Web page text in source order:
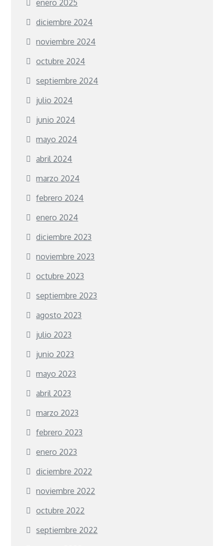
enero 2025
diciembre 2024
noviembre 2024
octubre 2024
septiembre 2024
julio 2024
junio 2024
mayo 2024
abril 2024
marzo 2024
febrero 2024
enero 2024
diciembre 2023
noviembre 2023
octubre 2023
septiembre 2023
agosto 2023
julio 2023
junio 2023
mayo 2023
abril 2023
marzo 2023
febrero 2023
enero 2023
diciembre 2022
noviembre 2022
octubre 2022
septiembre 2022